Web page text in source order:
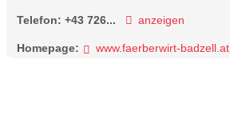
Telefon: +43 726... anzeigen
Homepage: www.faerberwirt-badzell.at